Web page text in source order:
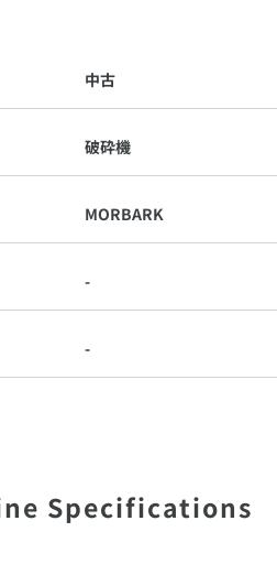
中古
破砕機
MORBARK
-
-